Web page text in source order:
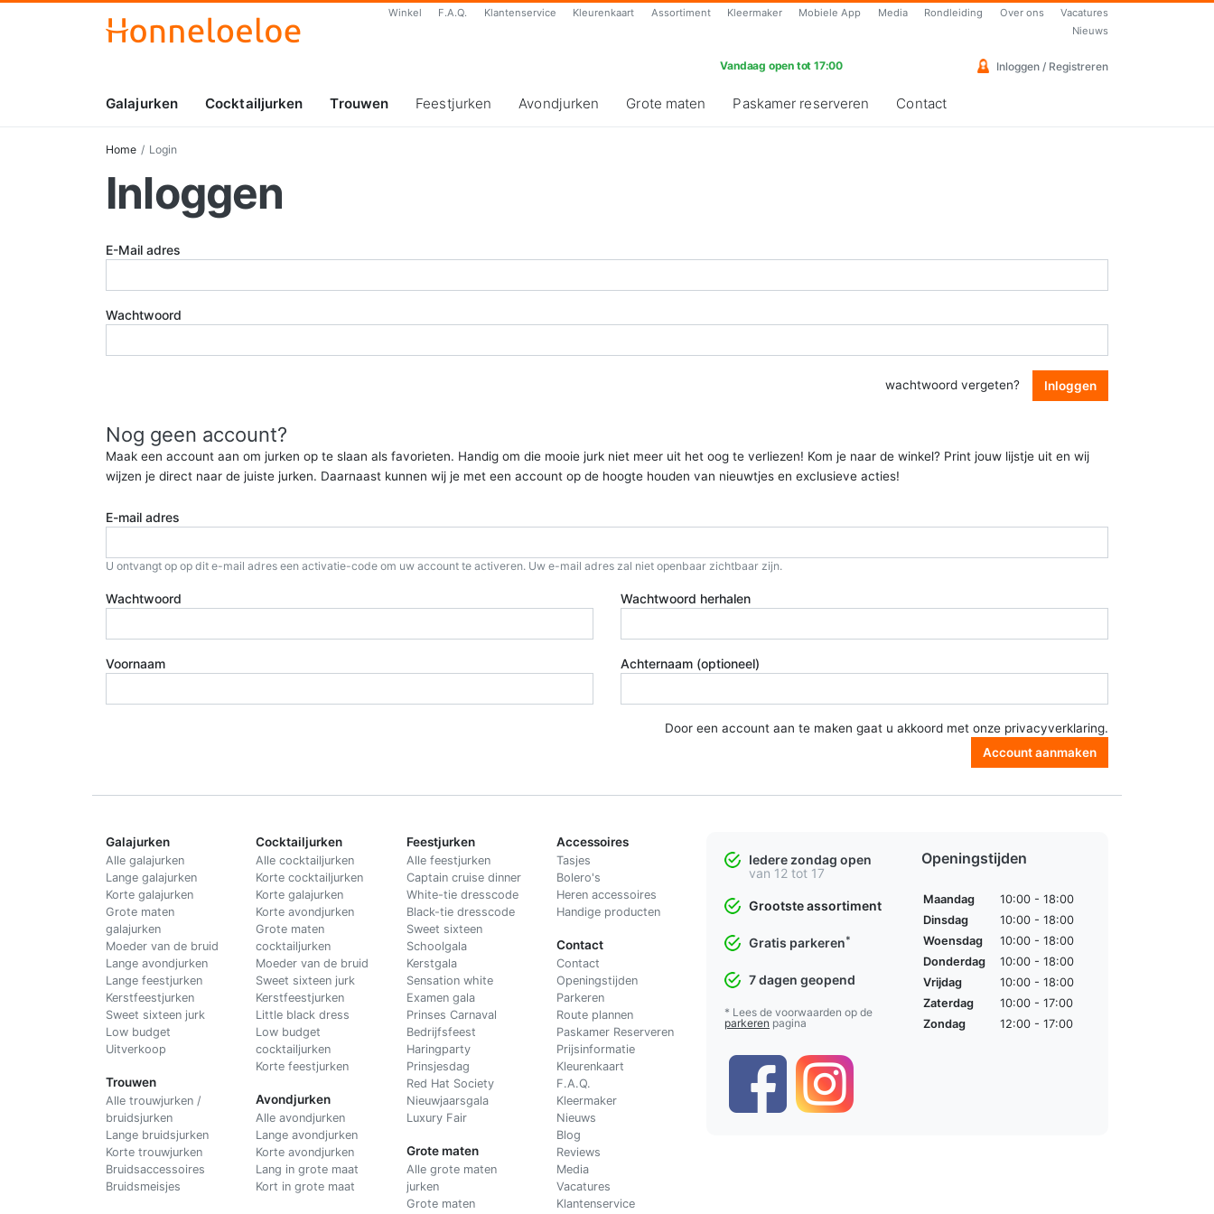
Winkel F.A.Q. Klantenservice Kleurenkaart Assortiment Kleermaker Mobiele App Media Rondleiding Over ons
Vacatures
Nieuws
Vandaag open tot 17:00 Inloggen / Registreren
Galajurken Cocktailjurken Trouwen Feestjurken Avondjurken Grote maten Paskamer reserveren Contact
Home Login
Inloggen
E-Mail adres
Wachtwoord
wachtwoord vergeten? Inloggen
Nog geen account?
Maak een account aan om jurken op te slaan als favorieten. Handig om die mooie jurk niet meer uit het oog te verliezen! Kom je naar de winkel? Print jouw lijstje uit en wij
wijzen je direct naar de juiste jurken. Daarnaast kunnen wij je met een account op de hoogte houden van nieuwtjes en exclusieve acties!
E-mail adres
U ontvangt op op dit e-mail adres een activatie-code om uw account te activeren. Uw e-mail adres zal niet openbaar zichtbaar zijn.
Wachtwoord Wachtwoord herhalen
Voornaam Achternaam (optioneel)
Door een account aan te maken gaat u akkoord met onze privacyverklaring.
Account aanmaken
Galajurken
Alle galajurken
Lange galajurken
Korte galajurken
Grote maten
galajurken
Moeder van de bruid
Lange avondjurken
Lange feestjurken
Kerstfeestjurken
Sweet sixteen jurk
Low budget
Uitverkoop
Trouwen
Alle trouwjurken /
bruidsjurken
Lange bruidsjurken
Korte trouwjurken
Bruidsaccessoires
Bruidsmeisjes
Cocktailjurken
Alle cocktailjurken
Korte cocktailjurken
Korte galajurken
Korte avondjurken
Grote maten
cocktailjurken
Moeder van de bruid
Sweet sixteen jurk
Kerstfeestjurken
Little black dress
Low budget
cocktailjurken
Korte feestjurken
Avondjurken
Alle avondjurken
Lange avondjurken
Korte avondjurken
Lang in grote maat
Kort in grote maat
Feestjurken
Alle feestjurken
Captain cruise dinner
White-tie dresscode
Black-tie dresscode
Sweet sixteen
Schoolgala
Kerstgala
Sensation white
Examen gala
Prinses Carnaval
Bedrijfsfeest
Haringparty
Prinsjesdag
Red Hat Society
Nieuwjaarsgala
Luxury Fair
Grote maten
Alle grote maten
jurken
Grote maten
Accessoires
Tasjes
Bolero's
Heren accessoires
Handige producten
Contact
Contact
Openingstijden
Parkeren
Route plannen
Paskamer Reserveren
Prijsinformatie
Kleurenkaart
F.A.Q.
Kleermaker
Nieuws
Blog
Reviews
Media
Vacatures
Klantenservice
Iedere zondag open
van 12 tot 17
Grootste assortiment
Gratis parkeren*
7 dagen geopend
* Lees de voorwaarden op de
parkeren pagina
Openingstijden
Maandag
10:00 - 18:00
Dinsdag
10:00 - 18:00
Woensdag
10:00 - 18:00
Donderdag
10:00 - 18:00
Vrijdag
10:00 - 18:00
Zaterdag
10:00 - 17:00
Zondag
12:00 - 17:00